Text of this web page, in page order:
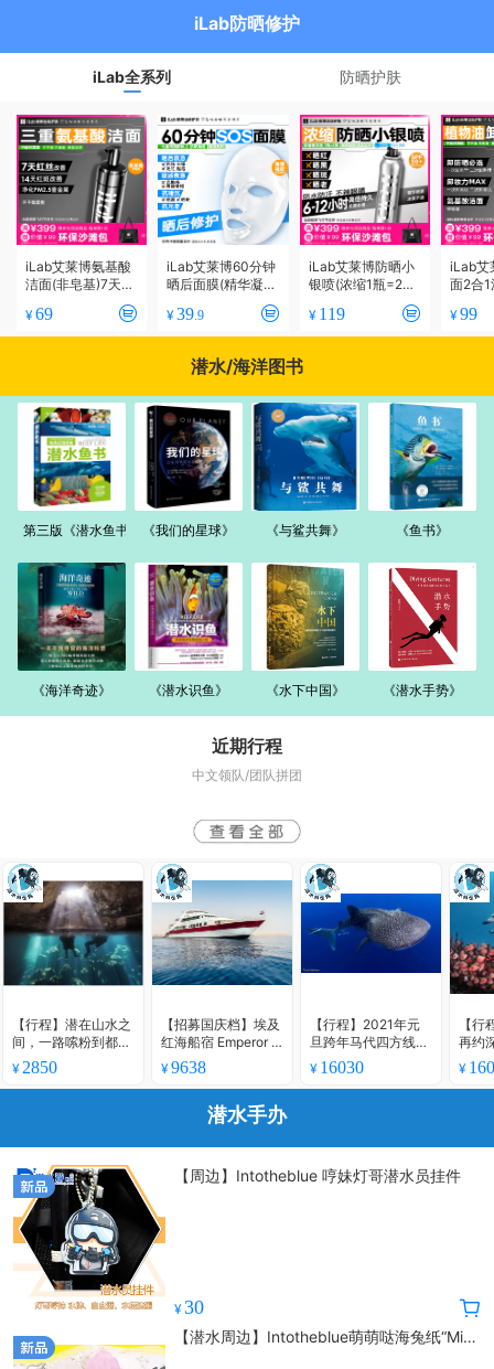
iLab防晒修护
iLab全系列 防晒护肤
iLab艾莱博氨基酸
洁面(非皂基)7天改
善红丝/14天改善红
斑/敏肌友好
¥69
iLab艾莱博60分钟
晒后面膜(精华凝
胶/非膜布)院线级
修护/晒红晒黑
¥39.9
iLab艾莱博防晒小
银喷(浓缩1瓶=2瓶)
6-12小时/防水防
汗/不辣眼睛
¥ 119
iLab艾
面2合
晒/敏
¥99
潜水/海洋图书
第三版《潜水鱼书》 《我们的星球》 《与鲨共舞》 《鱼书》
《海洋奇迹》 《潜水识鱼》 《水下中国》 《潜水手势》
近期行程
中文领队/团队拼团
【行程】潜在山水之
间，一路嗦粉到都
安，感受天坑别样水
下魅力
¥ 2850
【招募国庆档】埃及
红海船宿 Emperor El
ite - 2020年国庆档8
天7晚
¥9638
【行程】2021年元
旦跨年马代四方线奢
华船宿，邂逅温柔大
货~鲸鲨Manta护士
¥ 16030
【
再约
好
等着
¥
潜水手办
【周边】Intotheblue 哼妹灯哥潜水员挂件
¥30
【潜水周边】Intotheblue萌萌哒海兔纸“Mie